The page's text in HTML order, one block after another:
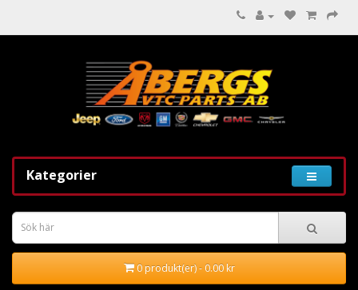
Kategorier
0 produkt(er) - 0.00 kr